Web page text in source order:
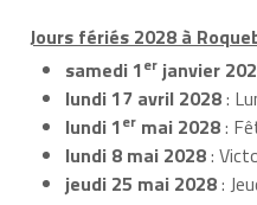
Jours fériés 2028 à
samedi 1er janvier
lundi 17 avril 2028:
lundi 1er mai 2028:
lundi 8 mai 2028:
jeudi 25 mai 2028: